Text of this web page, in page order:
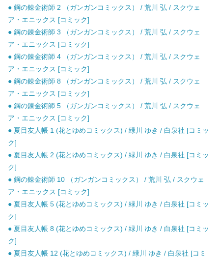
● 鋼の錬金術師 2 （ガンガンコミックス） / 荒川 弘 / スクウェ
ア・エニックス [コミック]
● 鋼の錬金術師 3 （ガンガンコミックス） / 荒川 弘 / スクウェ
ア・エニックス [コミック]
● 鋼の錬金術師 4 （ガンガンコミックス） / 荒川 弘 / スクウェ
ア・エニックス [コミック]
● 鋼の錬金術師 8 （ガンガンコミックス） / 荒川 弘 / スクウェ
ア・エニックス [コミック]
● 鋼の錬金術師 5 （ガンガンコミックス） / 荒川 弘 / スクウェ
ア・エニックス [コミック]
● 夏目友人帳 1 (花とゆめコミックス) / 緑川 ゆき / 白泉社 [コミッ
ク]
● 夏目友人帳 2 (花とゆめコミックス) / 緑川 ゆき / 白泉社 [コミッ
ク]
● 鋼の錬金術師 10 （ガンガンコミックス） / 荒川 弘 / スクウェ
ア・エニックス [コミック]
● 夏目友人帳 5 (花とゆめコミックス) / 緑川 ゆき / 白泉社 [コミッ
ク]
● 夏目友人帳 8 (花とゆめコミックス) / 緑川 ゆき / 白泉社 [コミッ
ク]
● 夏目友人帳 12 (花とゆめコミックス) / 緑川 ゆき / 白泉社 [コミ